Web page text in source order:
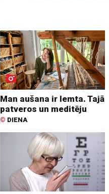
Man aušana ir lemta. Tajā
patveros un meditēju
© DIENA